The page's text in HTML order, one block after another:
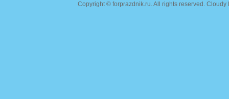
Copyright © forprazdnik.ru. All rights reserved.